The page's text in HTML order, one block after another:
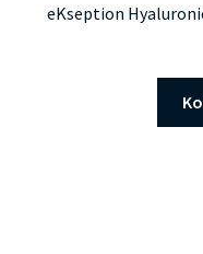
eKseption